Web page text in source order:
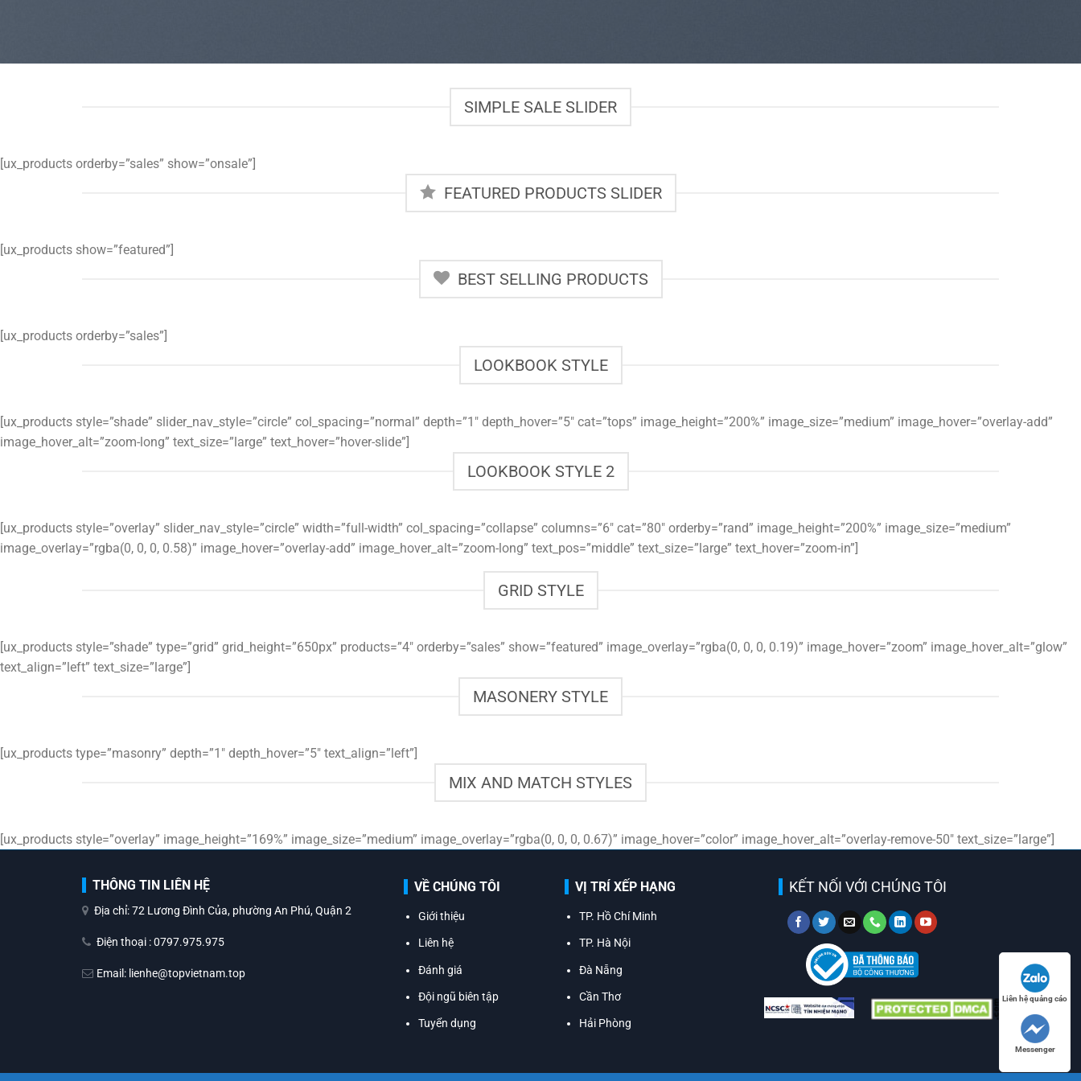
SIMPLE SALE SLIDER
[ux_products orderby=”sales” show=”onsale”]
FEATURED PRODUCTS SLIDER
[ux_products show=”featured”]
BEST SELLING PRODUCTS
[ux_products orderby=”sales”]
LOOKBOOK STYLE
[ux_products style=”shade” slider_nav_style=”circle” col_spacing=”normal” depth=”1″ depth_hover=”5″ cat=”tops” image_height=”200%” image_size=”medium” image_hover=”overlay-add”
image_hover_alt=”zoom-long” text_size=”large” text_hover=”hover-slide”]
LOOKBOOK STYLE 2
[ux_products style=”overlay” slider_nav_style=”circle” width=”full-width” col_spacing=”collapse” columns=”6″ cat=”80″ orderby=”rand” image_height=”200%” image_size=”medium”
image_overlay=”rgba(0, 0, 0, 0.58)” image_hover=”overlay-add” image_hover_alt=”zoom-long” text_pos=”middle” text_size=”large” text_hover=”zoom-in”]
GRID STYLE
[ux_products style=”shade” type=”grid” grid_height=”650px” products=”4″ orderby=”sales” show=”featured” image_overlay=”rgba(0, 0, 0, 0.19)” image_hover=”zoom” image_hover_alt=”glow”
text_align=”left” text_size=”large”]
MASONERY STYLE
[ux_products type=”masonry” depth=”1″ depth_hover=”5″ text_align=”left”]
MIX AND MATCH STYLES
[ux_products style=”overlay” image_height=”169%” image_size=”medium” image_overlay=”rgba(0, 0, 0, 0.67)” image_hover=”color” image_hover_alt=”overlay-remove-50″ text_size=”large”]
THÔNG TIN LIÊN HỆ
Địa chỉ: 72 Lương Đình Của, phường An Phú, Quận 2
Điện thoại : 0797.975.975
Email: lienhe@topvietnam.top
VỀ CHÚNG TÔI
Giới thiệu
Liên hệ
Đánh giá
Đội ngũ biên tập
Tuyển dụng
VỊ TRÍ XẾP HẠNG
TP. Hồ Chí Minh
TP. Hà Nội
Đà Nẵng
Cần Thơ
Hải Phòng
KẾT NỐI VỚI CHÚNG TÔI
Liên hệ quảng cáo
Messenger